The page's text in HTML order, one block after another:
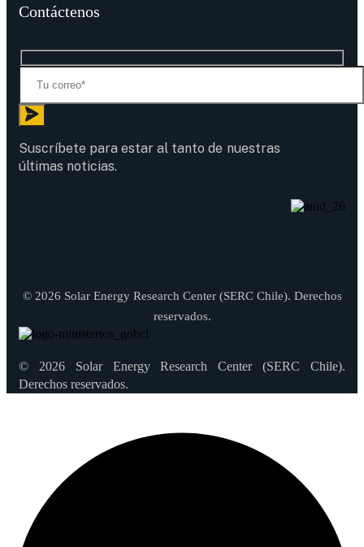
Contáctenos
Suscríbete para estar al tanto de nuestras
últimas noticias.
© 2026 Solar Energy Research Center (SERC Chile). Derechos
reservados.
© 2026 Solar Energy Research Center (SERC Chile).
Derechos reservados.